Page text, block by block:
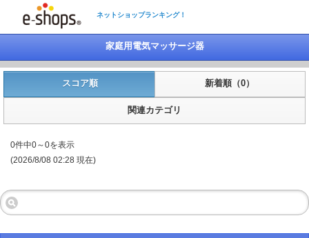
ネットショップランキング！
家庭用電気マッサージ器
スコア順 新着順（0）
関連カテゴリ
0件中0～0を表示
(2026/8/08 02:28 現在)